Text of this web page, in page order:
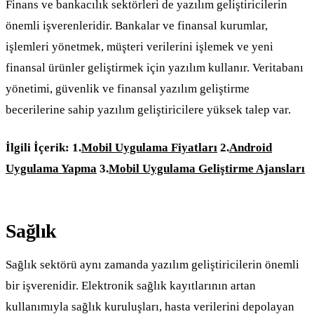
Finans ve bankacılık sektörleri de yazılım geliştiricilerin
önemli işverenleridir. Bankalar ve finansal kurumlar,
işlemleri yönetmek, müşteri verilerini işlemek ve yeni
finansal ürünler geliştirmek için yazılım kullanır. Veritabanı
yönetimi, güvenlik ve finansal yazılım geliştirme
becerilerine sahip yazılım geliştiricilere yüksek talep var.
İlgili İçerik: 1.Mobil Uygulama Fiyatları 2.Android
Uygulama Yapma 3.Mobil Uygulama Geliştirme Ajansları
Sağlık
Sağlık sektörü aynı zamanda yazılım geliştiricilerin önemli
bir işverenidir. Elektronik sağlık kayıtlarının artan
kullanımıyla sağlık kuruluşları, hasta verilerini depolayan